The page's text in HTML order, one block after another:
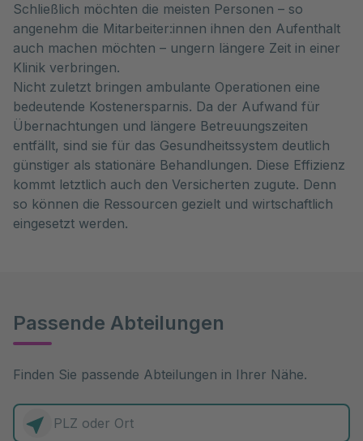
Schließlich möchten die meisten Personen – so
angenehm die Mitarbeiter:innen ihnen den Aufenthalt
auch machen möchten – ungern längere Zeit in einer
Klinik verbringen.
Nicht zuletzt bringen ambulante Operationen eine
bedeutende Kostenersparnis. Da der Aufwand für
Übernachtungen und längere Betreuungszeiten
entfällt, sind sie für das Gesundheitssystem deutlich
günstiger als stationäre Behandlungen. Diese Effizienz
kommt letztlich auch den Versicherten zugute. Denn
so können die Ressourcen gezielt und wirtschaftlich
eingesetzt werden.
Passende Abteilungen
Finden Sie passende Abteilungen in Ihrer Nähe.